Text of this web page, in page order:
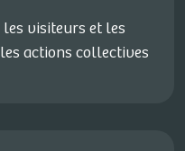
visiteurs et les
actions collectives